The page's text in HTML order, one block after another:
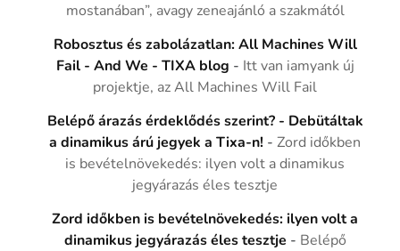
mostanában”, avagy zeneajánló a szakmától
Robosztus és zabolázatlan: All Machines Will
Fail - And We - TIXA blog - Itt van iamyank új
projektje, az All Machines Will Fail
Belépő árazás érdeklődés szerint? - Debütáltak
a dinamikus árú jegyek a Tixa-n! -Zord időkben
is bevételnövekedés: ilyen volt a dinamikus
jegyárazás éles tesztje
Zord időkben is bevételnövekedés: ilyen volt a
dinamikus jegyárazás éles tesztje - Belépő